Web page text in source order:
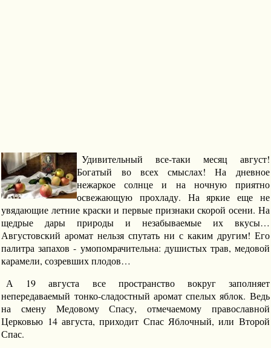
Удивительный все-таки месяц август!
Богатый во всех смыслах! На дневное
нежаркое солнце и на ночную приятно
освежающую прохладу. На яркие еще не
увядающие летние краски и первые признаки скорой осени. На
щедрые дары природы и незабываемые их вкусы…
Августовский аромат нельзя спутать ни с каким другим! Его
палитра запахов - умопомрачительна: душистых трав, медовой
карамели, созревших плодов…
А 19 августа все пространство вокруг заполняет
непередаваемый тонко-сладостный аромат спелых яблок. Ведь
на смену Медовому Спасу, отмечаемому православной
Церковью 14 августа, приходит Спас Яблочный, или Второй
Спас.